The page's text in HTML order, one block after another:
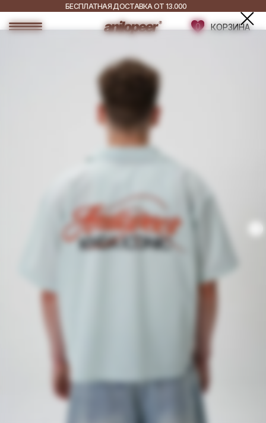
БЕСПЛАТНАЯ ДОСТАВКА ОТ 13.000
ДОСТАВКА ПО ВСЕЙ
РОССИИ